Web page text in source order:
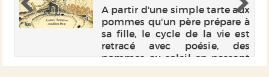
A partir d'une simple tarte aux
pommes qu'un père prépare à
sa fille, le cycle de la vie est
retracé avec poésie, des
pommes au soleil en passant
par les nuages et les racines